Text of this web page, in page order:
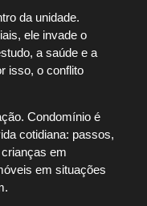
da unidade.
ele invade o
a saúde e a
isso, o conflito
Condomínio é
cotidiana: passos,
em
em situações